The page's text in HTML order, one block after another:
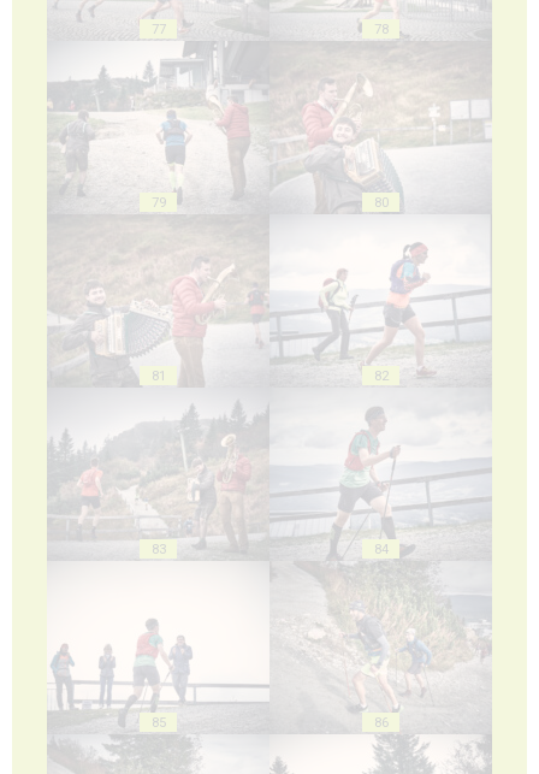
77 78
79 80
81 82
83 84
85 86